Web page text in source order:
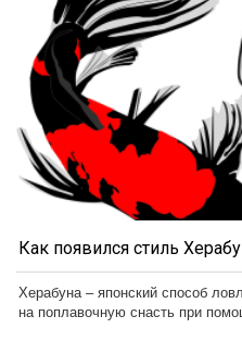
Как появился стиль
Херабуна – японский способ
на поплавочную снасть при